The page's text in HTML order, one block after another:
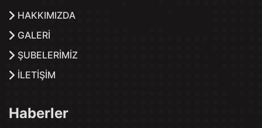
HAKKIMIZDA
GALERİ
ŞUBELERİMİZ
İLETİŞİM
Haberler